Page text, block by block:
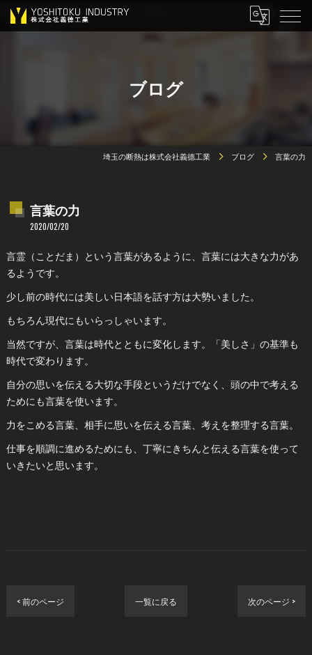
ブログ
埼玉の断熱は株式会社義德工業 ブログ 言葉の力
言葉の力
2020/02/20
言霊（ことだま）という言葉があるように、言葉には大きな力があ
るようです。
少し前の時代には美しい日本語を話す方は大勢いました。
もちろん現代にもいらっしゃいます。
当然ですが、言葉は時代とともに変化します。「美しさ」の基準も
時代で変わります。
自分の思いを伝える大切な手段というだけでなく、頭の中で考える
ためにも言葉を使います。
力をこめる言葉、相手に思いを伝える言葉、考えを整理する言葉。
仕事を順調に進めるためにも、丁寧にきちんと伝える言葉を使って
いきたいと思います。
< 前のページ 一覧に戻る 次のページ >